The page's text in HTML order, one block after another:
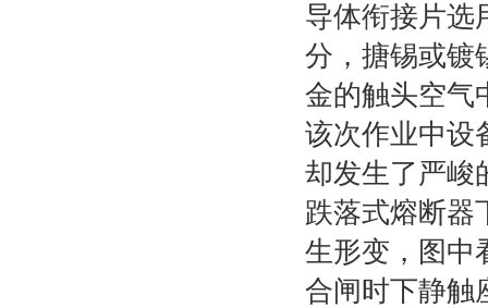
导体衔接片选
分，搪锡或镀
金的触头空气
该次作业中设
却发生了严峻
跌落式熔断器
生形变，图中
合闸时下静触